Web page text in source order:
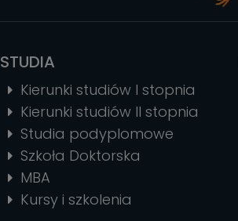
STUDIA
Kierunki studiów I stopnia
Kierunki studiów II stopnia
Studia podyplomowe
Szkoła Doktorska
MBA
Kursy i szkolenia